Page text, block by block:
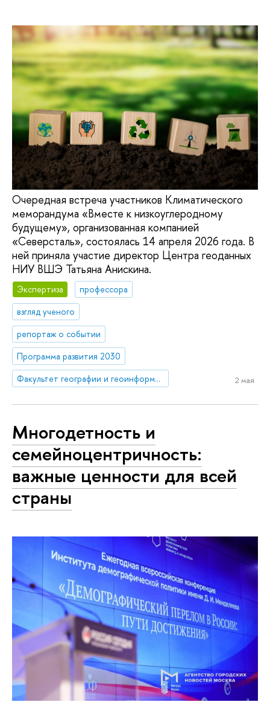
Очередная встреча участников Климатического
меморандума «Вместе к низкоуглеродному
будущему», организованная компанией
«Северсталь», состоялась 14 апреля 2026 года. В
ней приняла участие директор Центра геоданных
НИУ ВШЭ Татьяна Анискина.
Экспертиза
профессора
взгляд ученого
репортаж о событии
Программа развития 2030
Факультет географии и геоинформационных технологий
2 мая
Многодетность и
семейноцентричность:
важные ценности для всей
страны